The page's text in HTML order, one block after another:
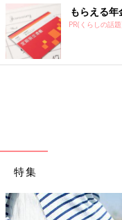
もらえる
PR(くらしの話
特集